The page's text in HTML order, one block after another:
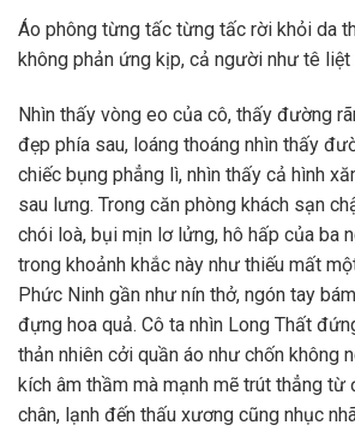
Áo phông từng tấc từng tấc rời khỏi da
không phản ứng kịp, cả người như tê liệt
Nhìn thấy vòng eo của cô, thấy đường
đẹp phía sau, loáng thoáng nhìn thấy
chiếc bụng phẳng lì, nhìn thấy cả hình
sau lưng. Trong căn phòng khách sạn
chói loà, bụi mịn lơ lửng, hô hấp của ba
trong khoảnh khắc này như thiếu mất
Phức Ninh gần như nín thở, ngón tay
đựng hoa quả. Cô ta nhìn Long Thất
thản nhiên cởi quần áo như chốn không
kích âm thầm mà mạnh mẽ trút thẳng từ
chân, lạnh đến thấu xương cũng nhục